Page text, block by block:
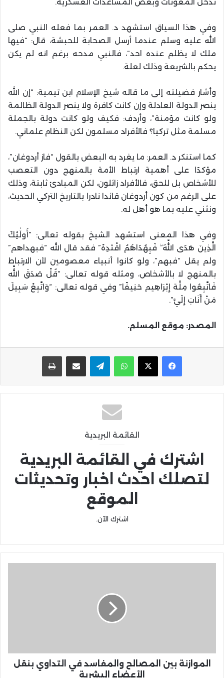
وفي هذا السياق استشهد د. العمر بما فعله النبي صلى
الله عليه وسلم عندما أرسل الصحابة للحبشة، قال: “فيها
ملك لا يظلم عنده احد”، فالنبي مدحه برغم انه لم يكن
يحكم بالشريعة وذلك لعلة.
وأشار فضيلته إلى ما قاله شيخ الإسلام ابن تيمية: “إن الله
ينصر الدولة العادلة وإن كانت كافرة ولا ينصر الدولة الظالمة
ولو كانت مؤمنة”، وأردف: فكيف ولو كانت دولة بالجملة
مسلمة مثل تركيا؟ فالأفراد مسلمون لكن النظام علماني.
كما استنكر د. العمر: ما يغرد به البعض بالقول “فاز أردوغان”،
مؤكدًا على أهمية ارتباط الأمة بالمنهج دون التعصب
للأشخاص بل للحق، فالأفراد زائلون، لكن المبادئ ثابتة، وذلك
على الرغم من كون أردوغان قائدا نادرا بالتاريخ التركي الحديث،
ونثني عليه بما هو أهل له.
وفي هذا المعنى استشهد الشيخ بقوله تعالى: “أُولَٰئِكَ
الَّذِينَ هَدَى اللَّهُ ۖ فَبِهُدَاهُمُ اقْتَدِهْ” فقد قال الله “فبهداهم”
ولم يقل “فبهم”، ولو كانوا أنبياء معصومين لأن الارتباط
بالمنهج لا بالأشخاص، ومثله قوله تعالى: “قُلْ صَدَقَ اللَّه
فَاتَّبِعُوا مِلَّة إِبْرَاهِيم حَنِيفًا” وفي قوله تعالى: “وَاتَّبِعْ سَبِيلَ
مَنْ أَنَابَ إِلَيَّ”.
المصدر: موقع المسلم.
واتساب تيلقرام مشاركة عبر البريد
القائمة البريدية
اشترك في القائمة البريدية
لتصلك احدث اخبار وتحديثات
الموقع
اشترك الآن.
الموازنة بين المصالح والمفاسد في التداوي بنقل
الأعضاء البشرية